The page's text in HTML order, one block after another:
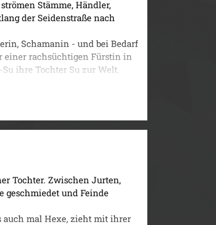
Stämme, Händler,
der Seidenstraße nach
Schamanin - und bei Bedarf
einer rachsüchtigen Fürstin in
ihre Tochter Su zur Welt.
Khünbish entdeckt
voller ritueller
begleitet von ihrem verspielten
seines verstorbenen Druiden-
- konfrontiert mit alten
unweigerlich zu Rana
Tochter. Zwischen Jurten,
geschmiedet und Feinde
mal Hexe, zieht mit ihrer